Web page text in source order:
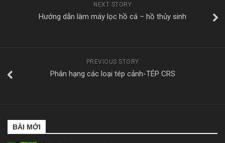
NEXT STORY
Hướng dẫn làm máy lọc hồ cá – hồ thủy sinh
PREVIOUS STORY
Phân hạng các loại tép cảnh-TÉP CRS
BÀI MỚI